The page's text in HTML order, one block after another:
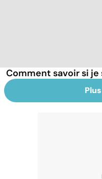
Comment savoir si